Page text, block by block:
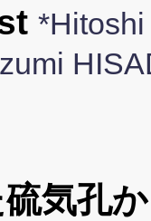
*Hitoshi
気孔